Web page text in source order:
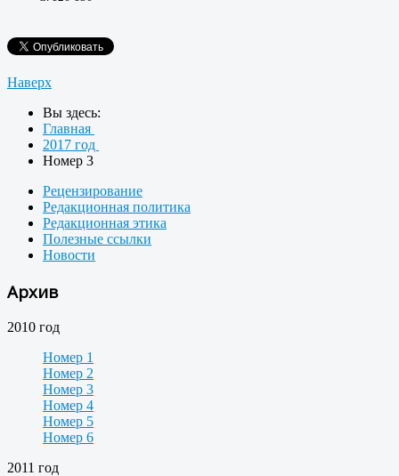
Наверх
Вы здесь:
Главная
2017 год
Номер 3
Рецензирование
Редакционная политика
Редакционная этика
Полезные ссылки
Новости
Архив
2010 год
Номер 1
Номер 2
Номер 3
Номер 4
Номер 5
Номер 6
2011 год